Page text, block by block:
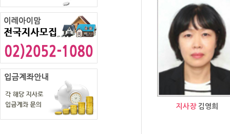
지사장 김영희